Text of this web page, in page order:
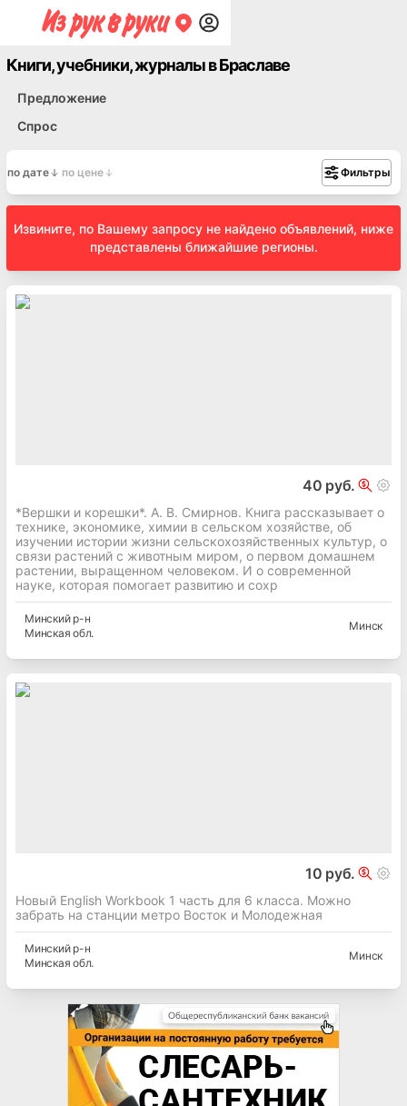
Книги, учебники, журналы в Браславе
Предложение
Спрос
по дате по цене Фильтры
Извините, по Вашему запросу не найдено объявлений, ниже
представлены ближайшие регионы.
40 руб.
*Вершки и корешки*. А. В. Смирнов. Книга рассказывает о
технике, экономике, химии в сельском хозяйстве, об
изучении истории жизни сельскохозяйственных культур, о
связи растений с животным миром, о первом домашнем
растении, выращенном человеком. И о современной
науке, которая помогает развитию и сохр
Минскийр-н
Минская обл.
Минск
10 руб.
Новый English Workbook 1 часть для 6 класса. Можно
забрать на станции метро Восток и Молодежная
Минскийр-н
Минская обл.
Минск